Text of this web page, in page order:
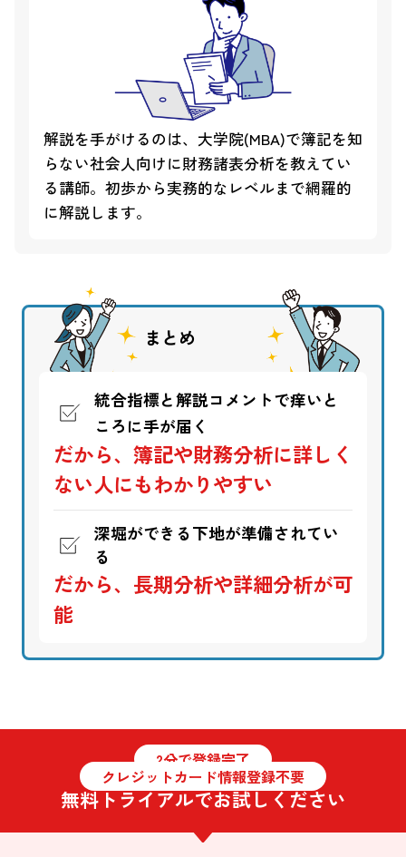
解説を手がけるのは、大学院(MBA)で簿記を知
らない社会人向けに財務諸表分析を教えてい
る講師。初歩から実務的なレベルまで網羅的
に解説します。
まとめ
統合指標と解説コメントで痒いと
ころに手が届く
だから、簿記や財務分析に詳しく
ない人にもわかりやすい
深堀ができる下地が準備されてい
る
だから、長期分析や詳細分析が可
能
2分で登録完了
クレジットカード情報登録不要
無料トライアルでお試しください